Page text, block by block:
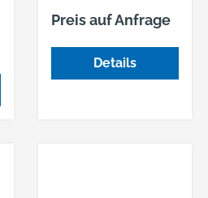
0,35-0,45 % C
Preis auf Anfrage
Details